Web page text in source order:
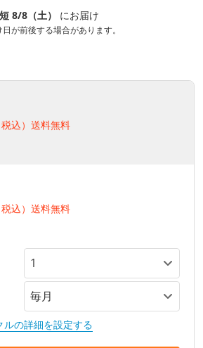
8/8（土） にお届け
が前後する場合があります。
税込）送料無料
税込）送料無料
ルの詳細を設定する